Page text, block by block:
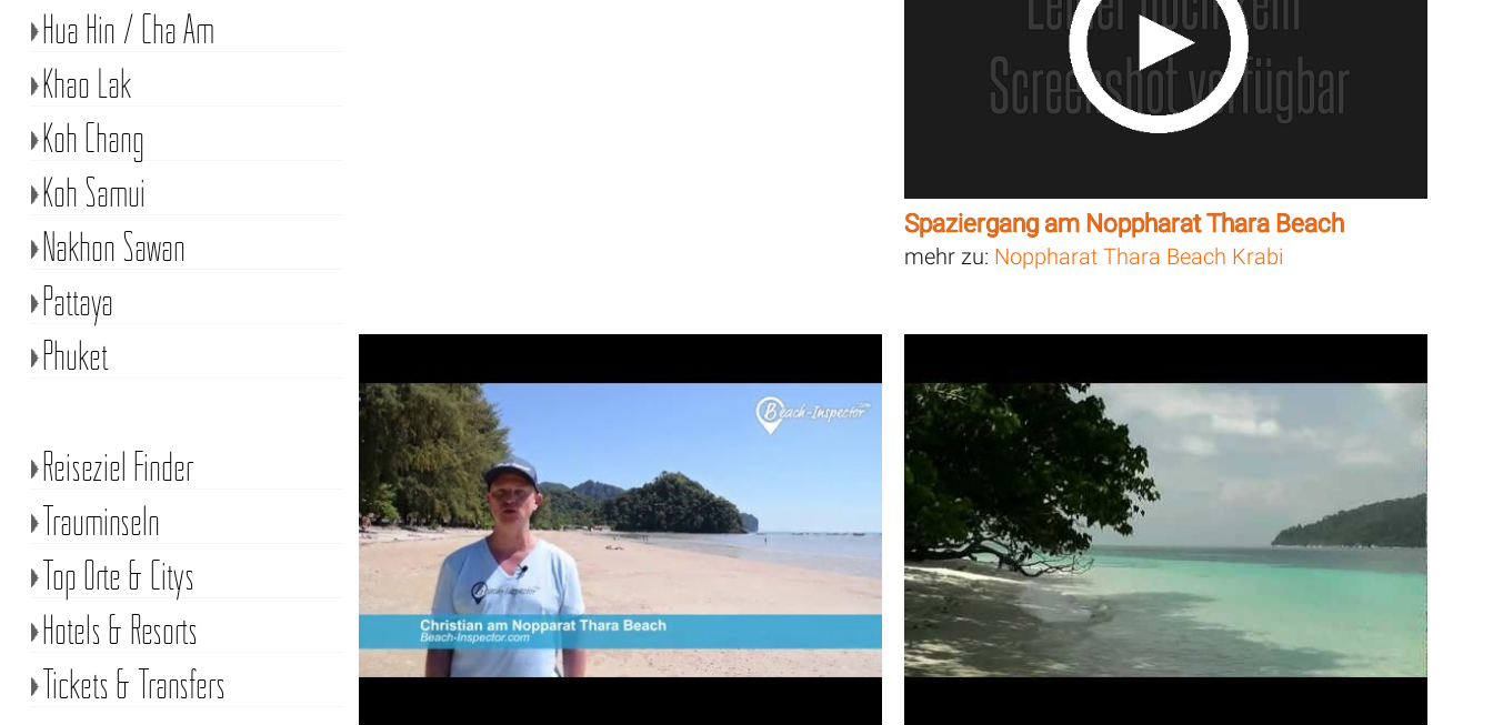
Spaziergang am Noppharat Thara Beach
mehr zu: Noppharat Thara Beach Krabi
Hua Hin / Cha Am
Khao Lak
Koh Chang
Koh Samui
Nakhon Sawan
Pattaya
Phuket
Reiseziel Finder
Trauminseln
Top Orte & Citys
Hotels & Resorts
Tickets & Transfers